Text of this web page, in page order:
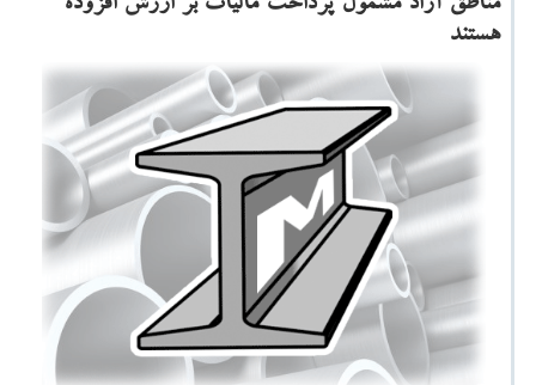
مناطق آزاد مشمول پرداخت مالیات بر ارزش افزوده
هستند